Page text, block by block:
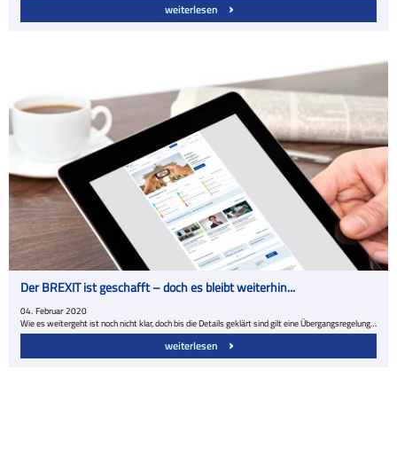
weiterlesen
Der BREXIT ist geschafft – doch es bleibt weiterhin...
04. Februar 2020
Wie es weitergeht ist noch nicht klar, doch bis die Details geklärt sind gilt eine Übergangsregelung…
weiterlesen